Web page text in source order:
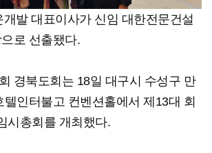
발 대표이사가 신임 대한전문건설
로 선출됐다.
경북도회는 18일 대구시 수성구 만
인터불고 컨벤션홀에서 제13대 회
시총회를 개최했다.